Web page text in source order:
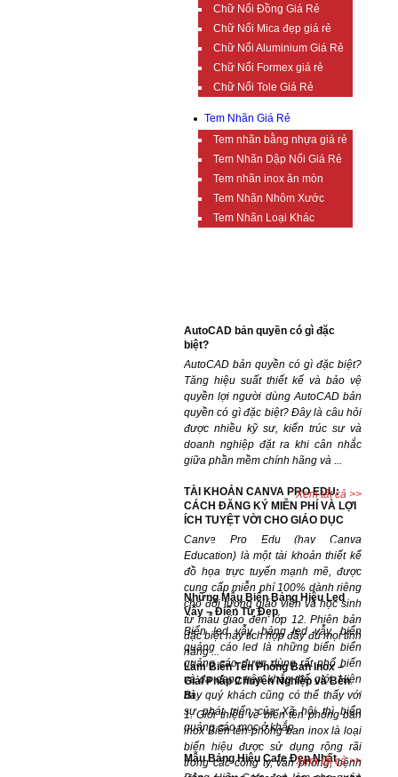
Chữ Nổi Đồng Giá Rẻ
Chữ Nổi Mica đẹp giá rẻ
Chữ Nổi Aluminium Giá Rẻ
Chữ Nổi Formex giá rẻ
Chữ Nổi Tole Giá Rẻ
Tem Nhãn Giá Rẻ
Tem nhãn bằng nhựa giá rẻ
Tem Nhãn Dập Nổi Giá Rẻ
Tem nhãn inox ăn mòn
Tem Nhãn Nhôm Xước
Tem Nhãn Loại Khác
AutoCAD bản quyền có gì đặc
biệt?
AutoCAD bản quyền có gì đặc biệt?
Tăng hiệu suất thiết kế và bảo vệ
quyền lợi người dùng AutoCAD bản
quyền có gì đặc biệt? Đây là câu hỏi
được nhiều kỹ sư, kiến trúc sư và
doanh nghiệp đặt ra khi cân nhắc
giữa phần mềm chính hãng và ...
TÀI KHOẢN CANVA PRO EDU:
CÁCH ĐĂNG KÝ MIỄN PHÍ VÀ LỢI
ÍCH TUYỆT VỜI CHO GIÁO DỤC
Canva Pro Edu (hay Canva
Education) là một tài khoản thiết kế
đồ họa trực tuyến mạnh mẽ, được
cung cấp miễn phí 100% dành riêng
cho đối tượng giáo viên và học sinh
từ mẫu giáo đến lớp 12. Phiên bản
đặc biệt này tích hợp đầy đủ mọi tính
năng ...
Làm Biển Tên Phòng Ban Inox –
Giải Pháp Chuyên Nghiệp và Bền
Bỉ
1. Giới thiệu về biển tên phòng ban
inox Biển tên phòng ban inox là loại
biển hiệu được sử dụng rộng rãi
trong các công ty, văn phòng, bệnh
Xem tất cả >>
Dự án đã hoàn thành
Những Mẫu Biển Bảng Hiệu Led
Vẫy – Điện Tử Đẹp
Biển led vẫy, bảng led vẫy, biển
quảng cáo led là những biển biển
quảng cáo được dùng rất phổ biến
và đa dạng trên khắp thế giới. Hiện
nay quý khách cũng có thể thấy với
sự phát triển của Xã hội thì biển
quảng cáo mọc ở khắp ...
Mẫu Bảng Hiệu Cafe Đẹp Nhất
Xem tất cả >>